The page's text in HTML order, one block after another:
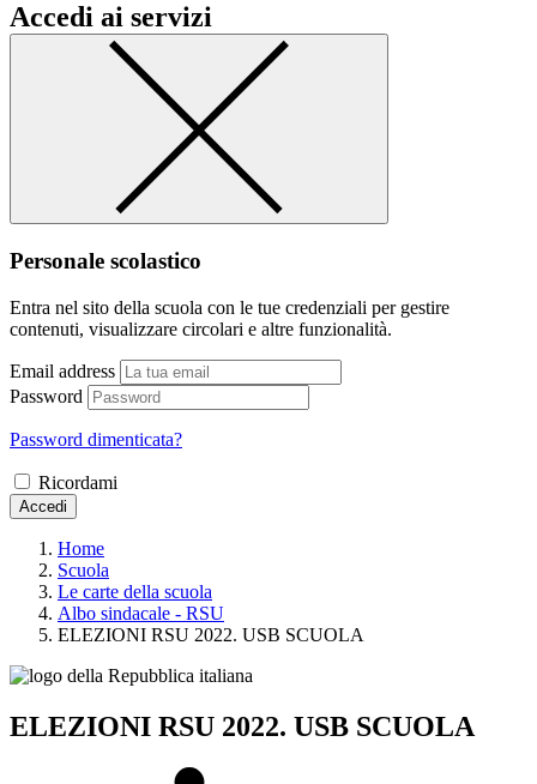
Accedi ai servizi
Personale scolastico
Entra nel sito della scuola con le tue credenziali per gestire
contenuti, visualizzare circolari e altre funzionalità.
Email address
Password
Password dimenticata?
Ricordami
Accedi
Home
Scuola
Le carte della scuola
Albo sindacale - RSU
ELEZIONI RSU 2022. USB SCUOLA
ELEZIONI RSU 2022. USB SCUOLA